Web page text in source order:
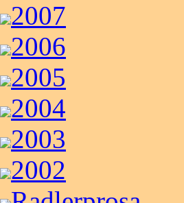
2007
2006
2005
2004
2003
2002